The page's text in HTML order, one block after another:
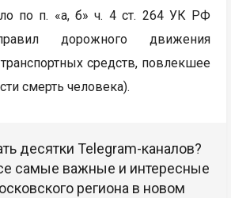
по п. «а, б» ч. 4 ст. 264 УК РФ
дорожного движения
средств, повлекшее
смерть человека).
десятки Telegram-каналов?
самые важные и интересные
региона в новом